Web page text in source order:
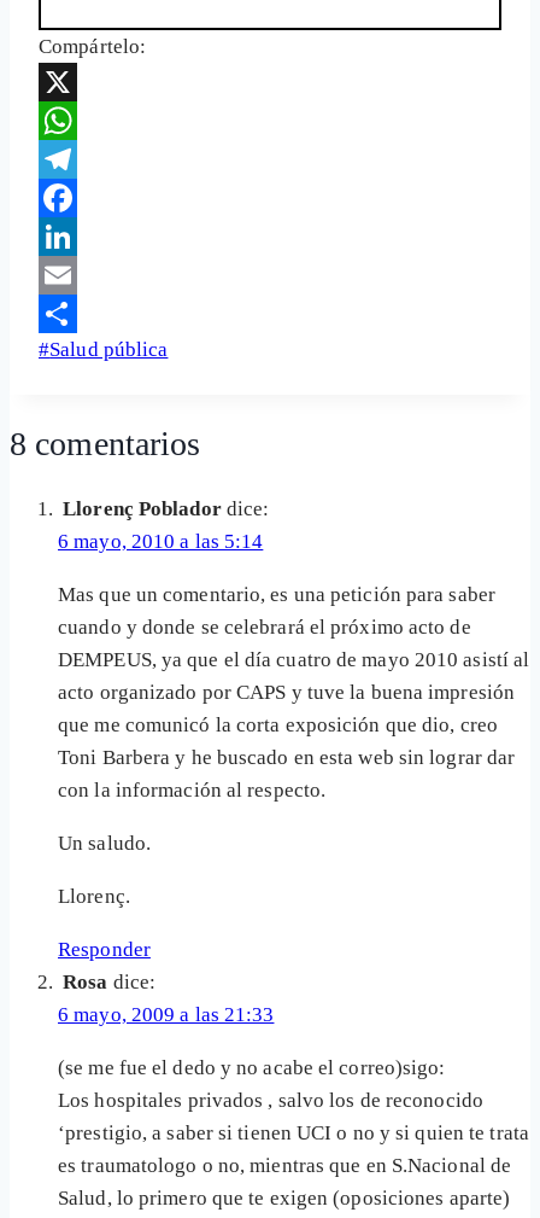
Compártelo:
X
WhatsApp
Telegram
Facebook
LinkedIn
Email
Share
Etiquetas
entrada:
#Salud pública
8 comentarios
Llorenç Poblador dice:
6 mayo, 2010 a las 5:14
Mas que un comentario, es una petición para saber
cuando y donde se celebrará el próximo acto de
DEMPEUS, ya que el día cuatro de mayo 2010 asistí al
acto organizado por CAPS y tuve la buena impresión
que me comunicó la corta exposición que dio, creo
Toni Barbera y he buscado en esta web sin lograr dar
con la información al respecto.
Un saludo.
Llorenç.
Responder
Rosa dice:
6 mayo, 2009 a las 21:33
(se me fue el dedo y no acabe el correo)sigo:
Los hospitales privados , salvo los de reconocido
‘prestigio, a saber si tienen UCI o no y si quien te trata
es traumatologo o no, mientras que en S.Nacional de
Salud, lo primero que te exigen (oposiciones aparte)